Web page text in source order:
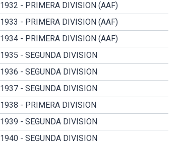
1932 - PRIMERA DIVISION (AAF)
1933 - PRIMERA DIVISION (AAF)
1934 - PRIMERA DIVISION (AAF)
1935 - SEGUNDA DIVISION
1936 - SEGUNDA DIVISION
1937 - SEGUNDA DIVISION
1938 - PRIMERA DIVISION
1939 - SEGUNDA DIVISION
1940 - SEGUNDA DIVISION